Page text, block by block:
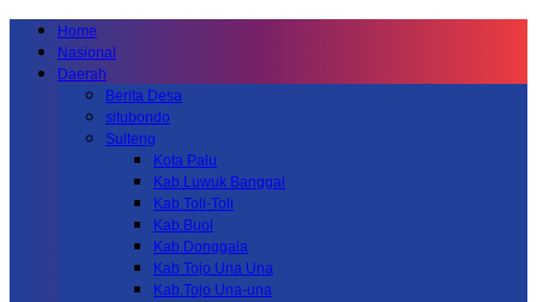
Home
Nasional
Daerah
Berita Desa
situbondo
Sulteng
Kota Palu
Kab.Luwuk Banggai
Kab.Toli-Toli
Kab.Buol
Kab.Donggala
Kab Tojo Una Una
Kab.Tojo Una-una